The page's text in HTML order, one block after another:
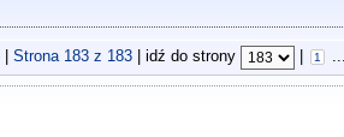
Strona 183z 183| idź do strony 1 ...